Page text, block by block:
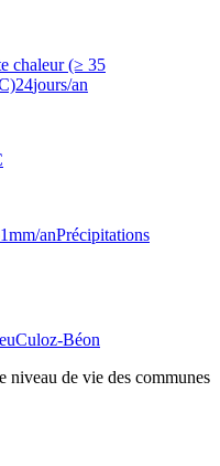
chaleur (≥ 35
24jours/an
mm/anPrécipitations
Culoz-Béon
niveau de vie des communes